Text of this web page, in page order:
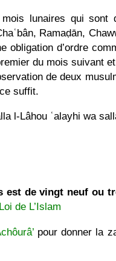
lunaires qui sont
Ramaḍān,
obligation d’ordre
du mois suivant
de deux
suffit.
l-Lâhou ʿalayhi wa
est de vingt neuf ou
de L’Islam
pour donner la